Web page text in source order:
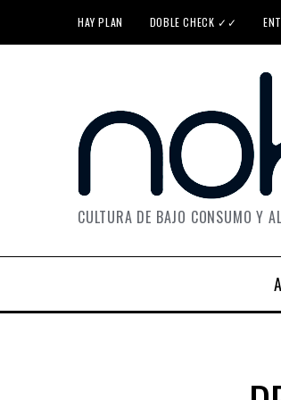
HAY PLAN DOBLE CHECK ✓✓
CULTURA DE BAJO CONSUMO Y